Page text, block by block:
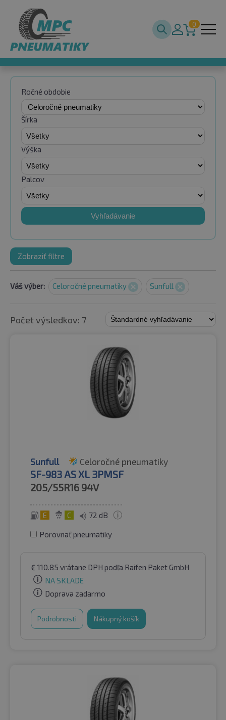
0
Ročné obdobie
Šírka
Výška
Palcov
Vyhľadávanie
Zobraziť filtre
Váš výber: Celoročné pneumatiky Sunfull
Počet výsledkov: 7
Sunfull Celoročné pneumatiky
SF-983 AS XL 3PMSF
205/55R16 94V
E C 72 dB
Porovnať pneumatiky
€ 110.85 vrátane DPH podľa Raifen Paket GmbH
NA SKLADE
Doprava zadarmo
Podrobnosti Nákupný košík